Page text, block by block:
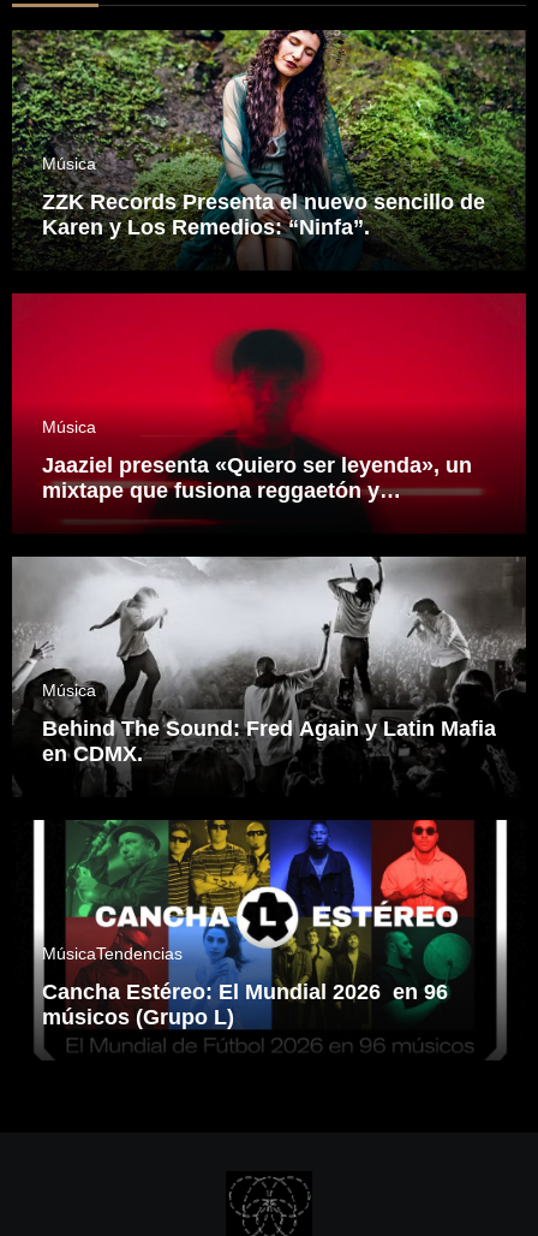
Música
ZZK Records Presenta el nuevo sencillo de
Karen y Los Remedios: “Ninfa”.
Música
Jaaziel presenta «Quiero ser leyenda», un
mixtape que fusiona reggaetón y
electrónica desde una visión propia
inspirado en el sonidero Mexicano.
Música
Behind The Sound: Fred Again y Latin Mafia
en CDMX.
MúsicaTendencias
Cancha Estéreo: El Mundial 2026 en 96
músicos (Grupo L)